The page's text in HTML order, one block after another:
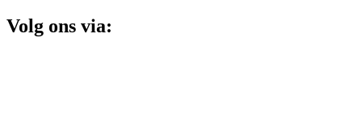
Volg ons via: